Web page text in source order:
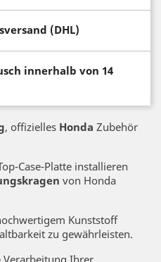
(DHL)
innerhalb von 14
, offizielles Honda Zubehör
Case-Platte installieren
von Honda
Kunststoff
zu gewährleisten.
Verarbeitung Ihrer